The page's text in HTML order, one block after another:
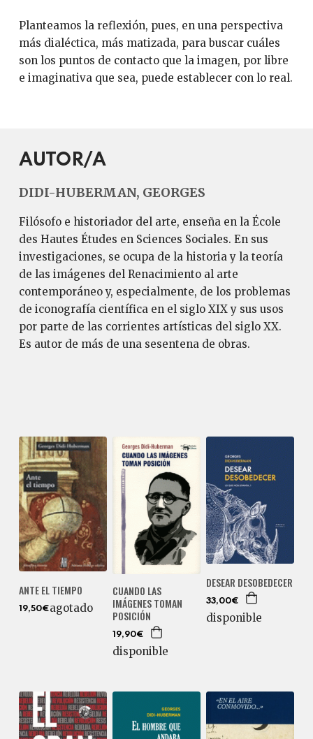
Planteamos la reflexión, pues, en una perspectiva
más dialéctica, más matizada, para buscar cuáles
son los puntos de contacto que la imagen, por libre
e imaginativa que sea, puede establecer con lo real.
AUTOR/A
DIDI-HUBERMAN, GEORGES
Filósofo e historiador del arte, enseña en la École
des Hautes Études en Sciences Sociales. En sus
investigaciones, se ocupa de la historia y la teoría
de las imágenes del Renacimiento al arte
contemporáneo y, especialmente, de los problemas
de iconografía científica en el siglo XIX y sus usos
por parte de las corrientes artísticas del siglo XX.
Es autor de más de una sesentena de obras.
ANTE EL TIEMPO
19,50€agotado
CUANDO LAS
IMÁGENES TOMAN
POSICIÓN
19,90€
disponible
DESEAR DESOBEDECER
33,00€
disponible